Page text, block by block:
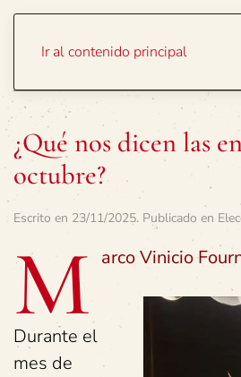
Ir al contenido principal
¿Qué nos dicen las
octubre?
Escrito en 23/11/2025. Publicado en
M arco Vinicio
Durante el
mes de